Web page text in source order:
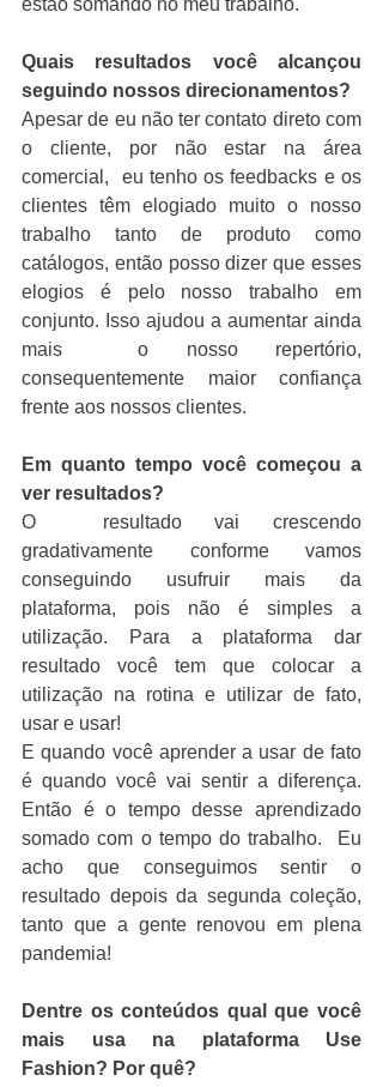
estão somando no meu trabalho.
Quais resultados você alcançou
seguindo nossos direcionamentos?
Apesar de eu não ter contato direto com
o cliente, por não estar na área
comercial,  eu tenho os feedbacks e os
clientes têm elogiado muito o nosso
trabalho tanto de produto como
catálogos, então posso dizer que esses
elogios é pelo nosso trabalho em
conjunto. Isso ajudou a aumentar ainda
mais  o nosso repertório,
consequentemente maior confiança
frente aos nossos clientes.
Em quanto tempo você começou a
ver resultados?
O  resultado vai crescendo
gradativamente conforme vamos
conseguindo usufruir mais da
plataforma, pois não é simples a
utilização. Para a plataforma dar
resultado você tem que colocar a
utilização na rotina e utilizar de fato,
usar e usar!
E quando você aprender a usar de fato
é quando você vai sentir a diferença.
Então é o tempo desse aprendizado
somado com o tempo do trabalho.  Eu
acho que conseguimos sentir o
resultado depois da segunda coleção,
tanto que a gente renovou em plena
pandemia!
Dentre os conteúdos qual que você
mais usa na plataforma Use
Fashion? Por quê?